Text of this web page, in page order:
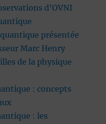
d’OVNI
présentée
Marc Henry
de la physique
: concepts
: les